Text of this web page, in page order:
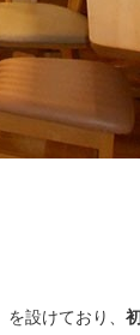
を設けており、